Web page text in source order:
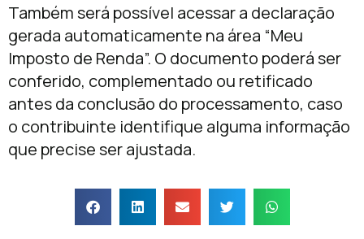
Também será possível acessar a declaração
gerada automaticamente na área “Meu
Imposto de Renda”. O documento poderá ser
conferido, complementado ou retificado
antes da conclusão do processamento, caso
o contribuinte identifique alguma informação
que precise ser ajustada.